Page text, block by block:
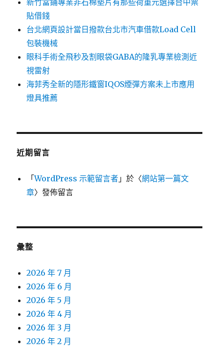
新竹當鋪專業非石棉墊片有那些荷重元選擇台中票
貼借錢
台北網頁設計當日撥款台北市汽車借款Load Cell
包裝機械
眼科手術全飛秒及割眼袋GABA的隆乳專業檢測近
視雷射
海菲秀全新的隱形鐵窗IQOS煙彈方案未上市應用
燈具推薦
近期留言
「WordPress 示範留言者 」於〈網站第一篇文
章〉發佈留言
彙整
2026 年 7 月
2026 年 6 月
2026 年 5 月
2026 年 4 月
2026 年 3 月
2026 年 2 月